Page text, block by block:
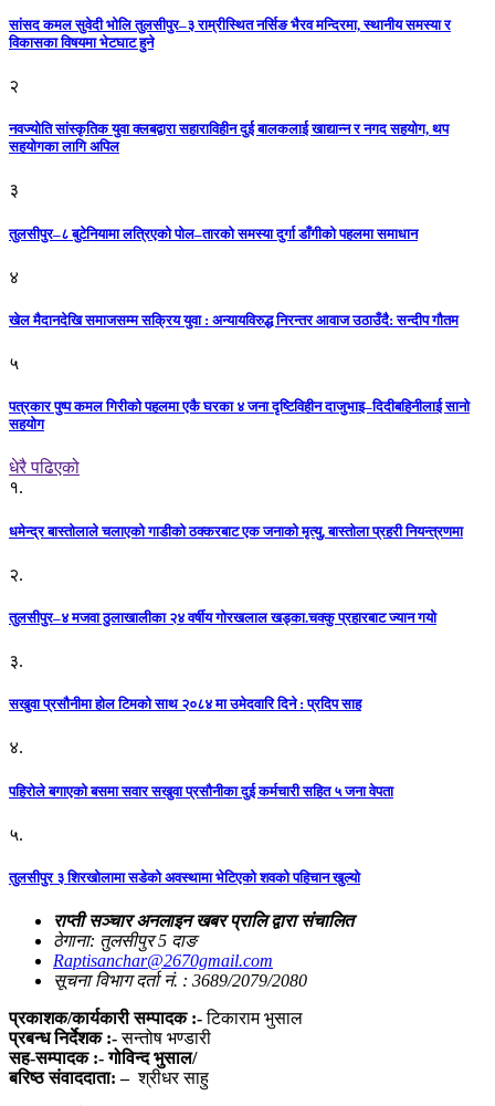
सांसद कमल सुवेदी भोलि तुलसीपुर–३ राम्रीस्थित नर्सिङ भैरव मन्दिरमा, स्थानीय समस्या र
विकासका विषयमा भेटघाट हुने
२
नवज्योति सांस्कृतिक युवा क्लबद्वारा सहाराविहीन दुई बालकलाई खाद्यान्न र नगद सहयोग, थप
सहयोगका लागि अपिल
३
तुलसीपुर–८ बुटेनियामा लत्रिएको पोल–तारको समस्या दुर्गा डाँगीको पहलमा समाधान
४
खेल मैदानदेखि समाजसम्म सक्रिय युवा : अन्यायविरुद्ध निरन्तर आवाज उठाउँदै: सन्दीप गौतम
५
पत्रकार पुष्प कमल गिरीको पहलमा एकै घरका ४ जना दृष्टिविहीन दाजुभाइ–दिदीबहिनीलाई सानो
सहयोग
धेरै पढिएको
१.
धमेन्द्र बास्तोलाले चलाएको गाडीको ठक्करबाट एक जनाको मृत्यु, बास्तोला प्रहरी नियन्त्रणमा
२.
तुलसीपुर–४ मजवा ठुलाखालीका २४ वर्षीय गोरखलाल खड्का.चक्कु प्रहारबाट ज्यान गयो
३.
सखुवा प्रसौनीमा होल टिमको साथ २०८४ मा उमेदवारि दिने : प्रदिप साह
४.
पहिराेले बगाएकाे बसमा सवार सखुवा प्रसाैनीका दुई कर्मचारी सहित ५ जना वेपता
५.
तुलसीपुर ३ शिरखोलामा सडेको अवस्थामा भेटिएको शवको पहिचान खुल्यो
राप्ती सञ्चार अनलाइन खबर प्रालि द्वारा संचालित
ठेगाना: तुलसीपुर 5 दाङ
Raptisanchar@2670gmail.com
सूचना विभाग दर्ता नं. : 3689/2079/2080
प्रकाशक/कार्यकारी सम्पादक :-टिकाराम भुसाल
प्रबन्ध निर्देशक :-सन्तोष भण्डारी
सह-सम्पादक :- गोविन्द भुसाल/
बरिष्ठ संवाददाता: – श्रीधर साहु